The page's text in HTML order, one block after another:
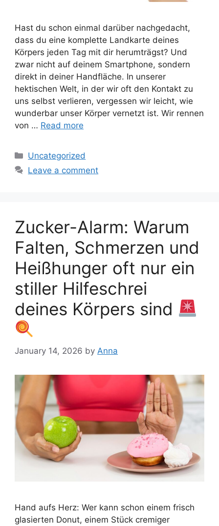
Hast du schon einmal darüber nachgedacht,
dass du eine komplette Landkarte deines
Körpers jeden Tag mit dir herumträgst? Und
zwar nicht auf deinem Smartphone, sondern
direkt in deiner Handfläche. In unserer
hektischen Welt, in der wir oft den Kontakt zu
uns selbst verlieren, vergessen wir leicht, wie
wunderbar unser Körper vernetzt ist. Wir rennen
von … Read more
Categories
Uncategorized
Leave a comment
Zucker-Alarm: Warum
Falten, Schmerzen und
Heißhunger oft nur ein
stiller Hilfeschrei
deines Körpers sind
January 14, 2026 by Anna
Hand aufs Herz: Wer kann schon einem frisch
glasierten Donut, einem Stück cremiger